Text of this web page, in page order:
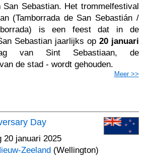
Sebastian. Het trommelfestival
(Tamborrada de San Sebastián /
is een feest dat in de
Sebastian jaarlijks op 20 januari
van Sint Sebastiaan, de
de stad - wordt gehouden.
Meer >>
Day
20 januari 2025
Zeeland (Wellington)